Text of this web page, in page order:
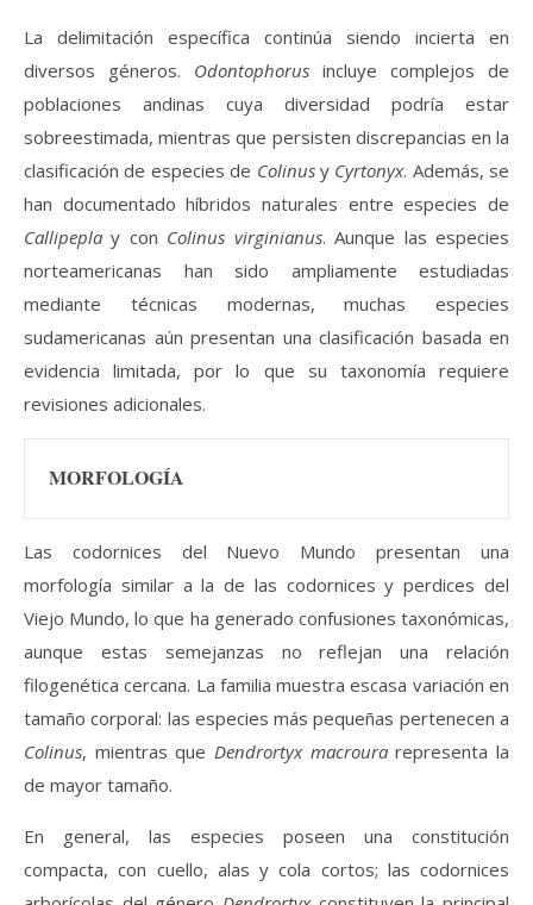
La delimitación específica continúa siendo incierta en
diversos géneros. Odontophorus incluye complejos de
poblaciones andinas cuya diversidad podría estar
sobreestimada, mientras que persisten discrepancias en la
clasificación de especies de Colinusy Cyrtonyx. Además, se
han documentado híbridos naturales entre especies de
Callipepla y con Colinus virginianus. Aunque las especies
norteamericanas han sido ampliamente estudiadas
mediante técnicas modernas, muchas especies
sudamericanas aún presentan una clasificación basada en
evidencia limitada, por lo que su taxonomía requiere
revisiones adicionales.
MORFOLOGÍA
Las codornices del Nuevo Mundo presentan una
morfología similar a la de las codornices y perdices del
Viejo Mundo, lo que ha generado confusiones taxonómicas,
aunque estas semejanzas no reflejan una relación
filogenética cercana. La familia muestra escasa variación en
tamaño corporal: las especies más pequeñas pertenecen a
Colinus, mientras que Dendrortyx macrourarepresenta la
de mayor tamaño.
En general, las especies poseen una constitución
compacta, con cuello, alas y cola cortos; las codornices